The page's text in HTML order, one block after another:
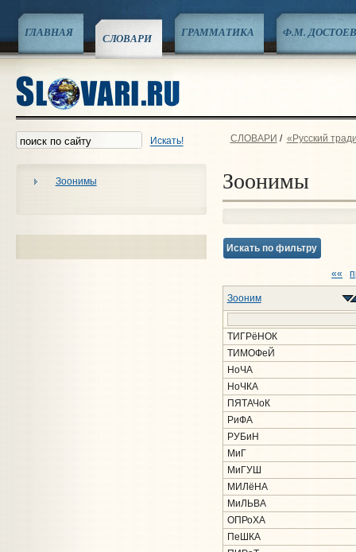
ГЛАВНАЯ СЛОВАРИ ГРАММАТИКА Ф.М.
Искать!
Зоонимы
СЛОВАРИ / «Русский
Зоонимы
Искать по фильтру
««
Зооним
ТИГРёНОК
ТИМОФеЙ
НоЧА
НоЧКА
ПЯТАЧоК
РиФА
РУБиН
МиГ
МиГУШ
МИЛёНА
МиЛЬВА
ОПРоХА
ПеШКА